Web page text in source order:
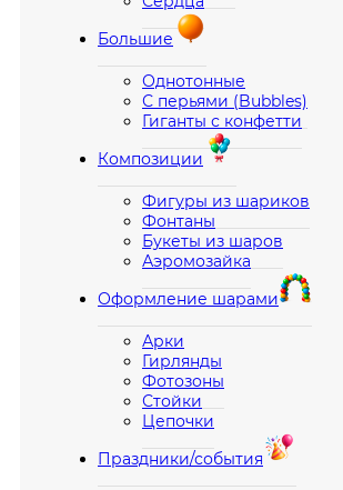
Большие
Однотонные
С перьями (Bubbles)
Гиганты с конфетти
Композиции
Фигуры из шариков
Фонтаны
Букеты из шаров
Аэромозайка
Оформление шарами
Арки
Гирлянды
Фотозоны
Стойки
Цепочки
Праздники/события